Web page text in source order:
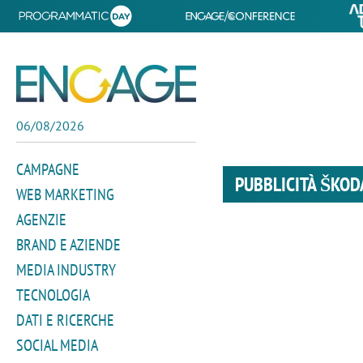
06/08/2026
CAMPAGNE
WEB MARKETING
AGENZIE
BRAND E AZIENDE
MEDIA INDUSTRY
TECNOLOGIA
DATI E RICERCHE
SOCIAL MEDIA
PUBBLICITÀ